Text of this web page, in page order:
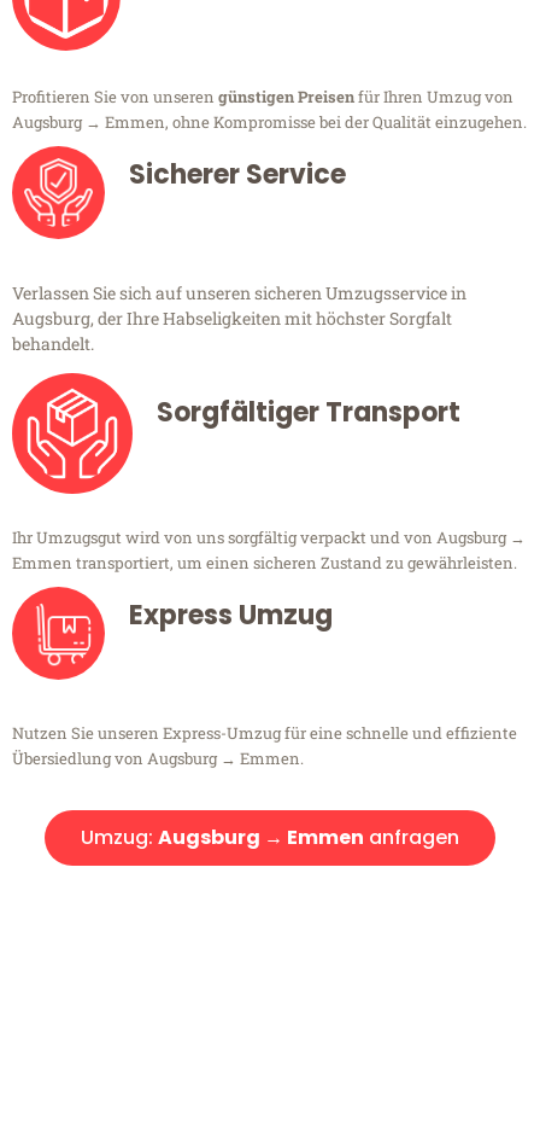
Profitieren Sie von unseren günstigen Preisenfür Ihren Umzug von
Augsburg → Emmen, ohne Kompromisse bei der Qualität einzugehen.
Sicherer Service
Verlassen Sie sich auf unseren sicheren Umzugsservice in
Augsburg, der Ihre Habseligkeiten mit höchster Sorgfalt
behandelt.
Sorgfältiger Transport
Ihr Umzugsgut wird von uns sorgfältig verpackt und von Augsburg →
Emmen transportiert, um einen sicheren Zustand zu gewährleisten.
Express Umzug
Nutzen Sie unseren Express-Umzug für eine schnelle und effiziente
Übersiedlung von Augsburg → Emmen.
Umzug: Augsburg → Emmen anfragen